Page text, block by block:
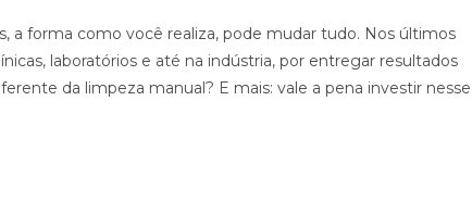
a forma como você realiza, pode mudar tudo. Nos últimos
laboratórios e até na indústria, por entregar resultados
da limpeza manual? E mais: vale a pena investir nesse